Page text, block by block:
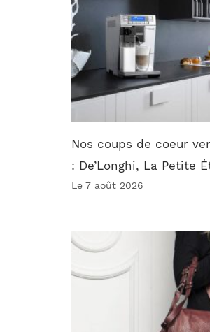
Nos coups de coeur
: De’Longhi, La Petite
Le 7 août 2026